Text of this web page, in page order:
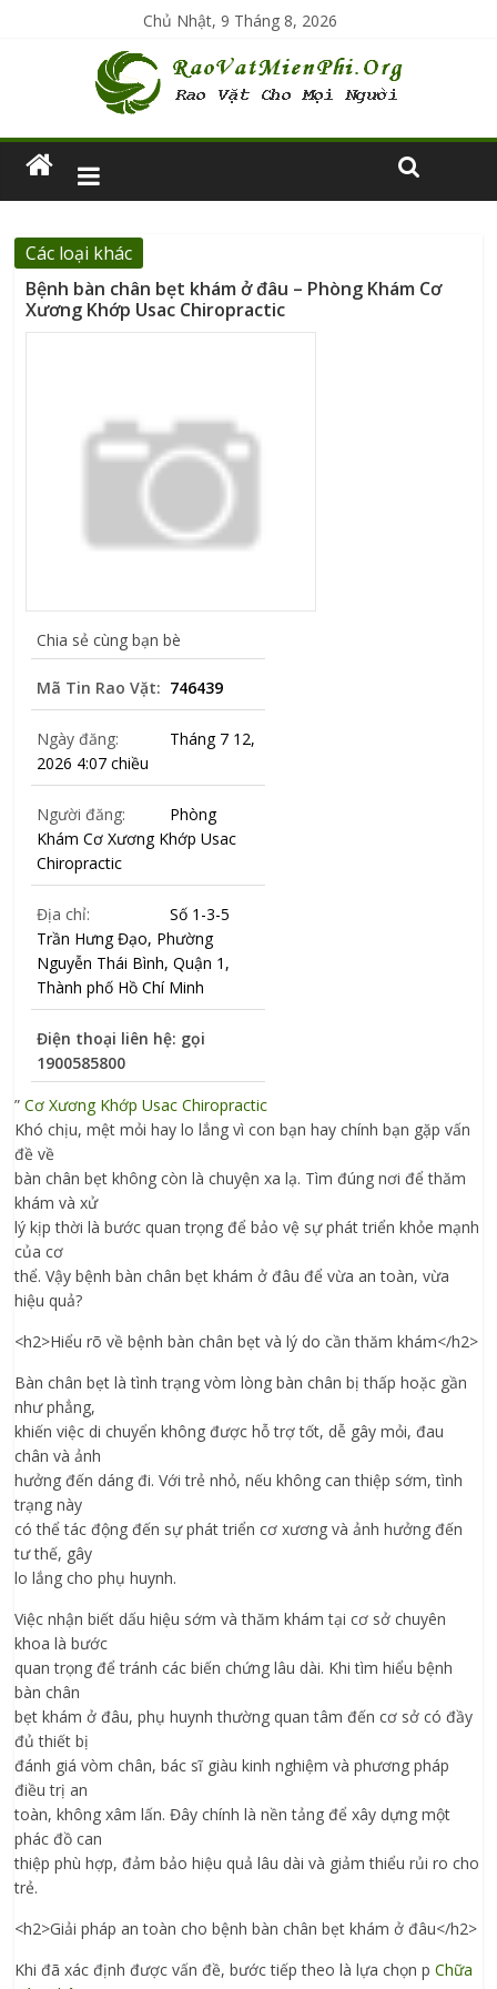
Chủ Nhật, 9 Tháng 8, 2026
Các loại khác
Bệnh bàn chân bẹt khám ở đâu – Phòng Khám Cơ
Xương Khớp Usac Chiropractic
Chia sẻ cùng bạn bè
Mã Tin Rao Vặt: 746439
Ngày đăng:
Tháng 7 12,
2026 4:07 chiều
Người đăng:
Phòng
Khám Cơ Xương Khớp Usac
Chiropractic
Địa chỉ:
Số 1-3-5
Trần Hưng Đạo, Phường
Nguyễn Thái Bình, Quận 1,
Thành phố Hồ Chí Minh
Điện thoại liên hệ: gọi
1900585800
”Cơ Xương Khớp Usac Chiropractic
Khó chịu, mệt mỏi hay lo lắng vì con bạn hay chính bạn gặp vấn
đề về
bàn chân bẹt không còn là chuyện xa lạ. Tìm đúng nơi để thăm
khám và xử
lý kịp thời là bước quan trọng để bảo vệ sự phát triển khỏe mạnh
của cơ
thể. Vậy bệnh bàn chân bẹt khám ở đâu để vừa an toàn, vừa
hiệu quả?
<h2>Hiểu rõ về bệnh bàn chân bẹt và lý do cần thăm khám</h2>
Bàn chân bẹt là tình trạng vòm lòng bàn chân bị thấp hoặc gần
như phẳng,
khiến việc di chuyển không được hỗ trợ tốt, dễ gây mỏi, đau
chân và ảnh
hưởng đến dáng đi. Với trẻ nhỏ, nếu không can thiệp sớm, tình
trạng này
có thể tác động đến sự phát triển cơ xương và ảnh hưởng đến
tư thế, gây
lo lắng cho phụ huynh.
Việc nhận biết dấu hiệu sớm và thăm khám tại cơ sở chuyên
khoa là bước
quan trọng để tránh các biến chứng lâu dài. Khi tìm hiểu bệnh
bàn chân
bẹt khám ở đâu, phụ huynh thường quan tâm đến cơ sở có đầy
đủ thiết bị
đánh giá vòm chân, bác sĩ giàu kinh nghiệm và phương pháp
điều trị an
toàn, không xâm lấn. Đây chính là nền tảng để xây dựng một
phác đồ can
thiệp phù hợp, đảm bảo hiệu quả lâu dài và giảm thiểu rủi ro cho
trẻ.
<h2>Giải pháp an toàn cho bệnh bàn chân bẹt khám ở đâu</h2>
Khi đã xác định được vấn đề, bước tiếp theo là lựa chọn pChữa